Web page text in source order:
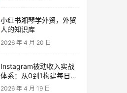
小红书湘琴学外贸，外贸
人的知识库
2026 年 4 月 20 日
Instagram被动收入实战
体系：从0到1构建每日盈
利的自动销售漏斗
2026 年 4 月 19 日